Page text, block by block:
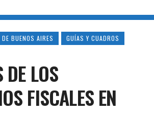
BUENOS AIRES GUÍAS Y CUADROS
DE LOS
FISCALES EN